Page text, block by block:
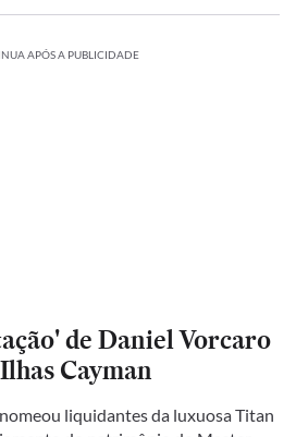
APÓS A PUBLICIDADE
de Daniel Vorcaro
Cayman
liquidantes da luxuosa Titan